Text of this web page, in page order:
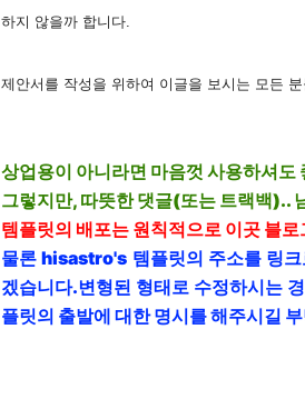
하지 않을까 합니다.
제안서를 작성을 위하여 이글을 보시는 모든
상업용이 아니라면 마음껏 사용하셔도
그렇지만, 따뜻한 댓글(또는 트랙백)..
템플릿의 배포는 원칙적으로 이곳 블
물론 hisastro's 템플릿의 주소를 링
겠습니다.변형된 형태로 수정하시는
플릿의 출발에 대한 명시를 해주시길